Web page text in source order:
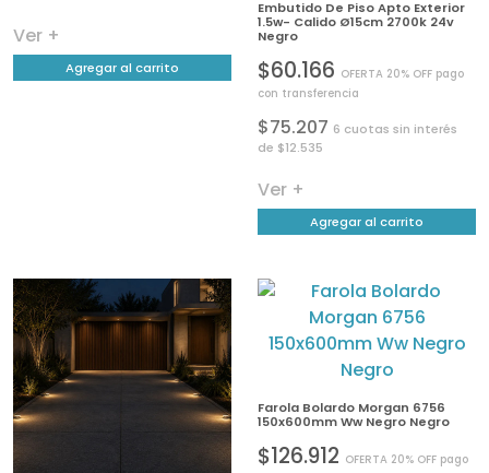
Ver +
Agregar al carrito
Embutido De Piso Apto Exterior
1.5w- Calido Ø15cm 2700k 24v
Negro
$60.166 OFERTA 20% OFF pago
con transferencia
$75.207 6 cuotas sin interés
de $12.535
Ver +
Agregar al carrito
Farola Bolardo Morgan 6756
150x600mm Ww Negro Negro
$126.912 OFERTA 20% OFF pago